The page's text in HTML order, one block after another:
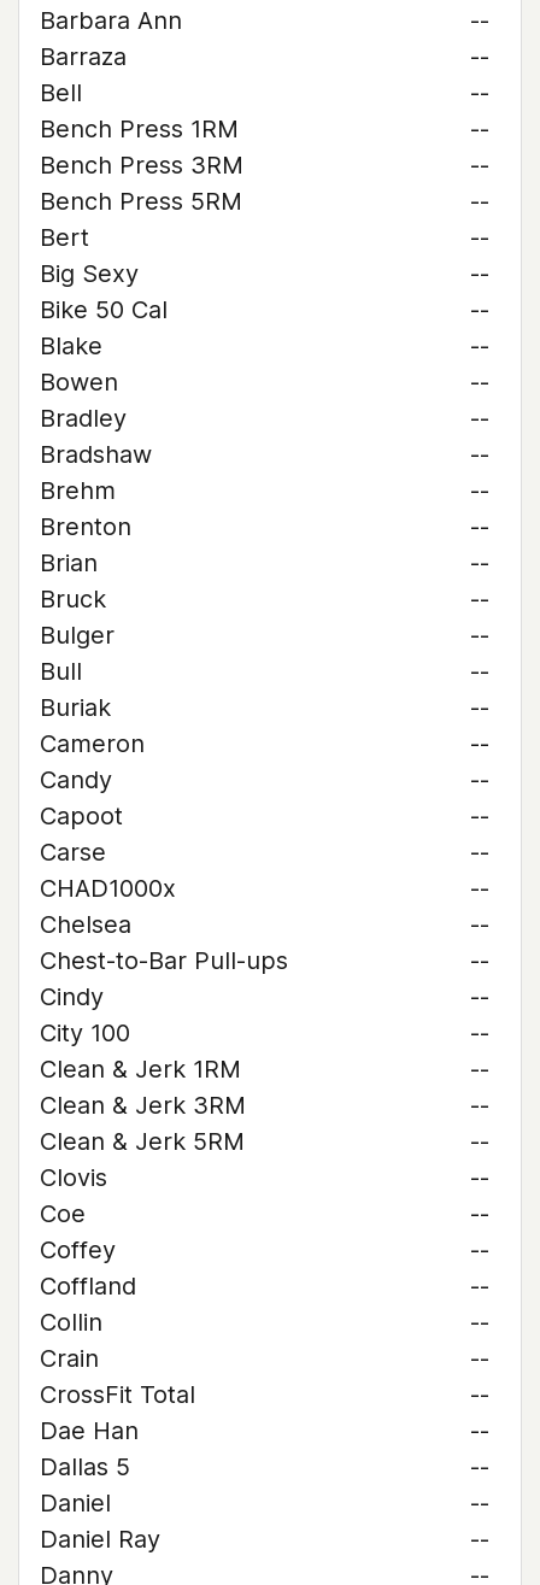
Barbara Ann
--
Barraza
--
Bell
--
Bench Press 1RM
--
Bench Press 3RM
--
Bench Press 5RM
--
Bert
--
Big Sexy
--
Bike 50 Cal
--
Blake
--
Bowen
--
Bradley
--
Bradshaw
--
Brehm
--
Brenton
--
Brian
--
Bruck
--
Bulger
--
Bull
--
Buriak
--
Cameron
--
Candy
--
Capoot
--
Carse
--
CHAD1000x
--
Chelsea
--
Chest-to-Bar Pull-ups
--
Cindy
--
City 100
--
Clean & Jerk 1RM
--
Clean & Jerk 3RM
--
Clean & Jerk 5RM
--
Clovis
--
Coe
--
Coffey
--
Coffland
--
Collin
--
Crain
--
CrossFit Total
--
Dae Han
--
Dallas 5
--
Daniel
--
Daniel Ray
--
Danny
--